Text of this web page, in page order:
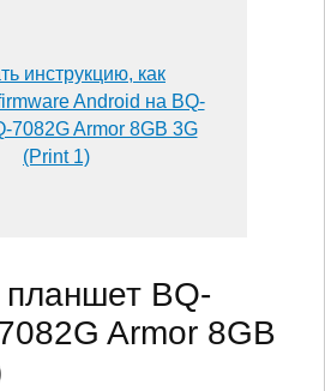
инструкцию, как
Android на BQ-
7082G Armor 8GB 3G
(Print 1)
BQ-
Armor 8GB